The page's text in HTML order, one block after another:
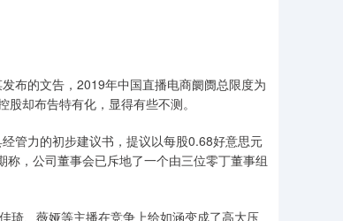
的文告，2019年中国直播电商阛阓总限度为
却布告特有化，显得有些不测。
管力的初步建议书，提议以每股0.68好意思元
称，公司董事会已斥地了一个由三位零丁董事组
、薇娅等主播在竞争上给如涵变成了高大压